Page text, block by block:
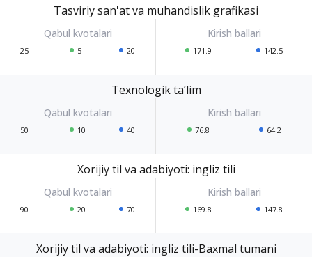
Tasviriy san'at va muhandislik grafikasi
25 5 20 171.9 142.5
Texnologik ta’lim
50 10 40 76.8 64.2
Xorijiy til va adabiyoti: ingliz tili
90 20 70 169.8 147.8
Xorijiy til va adabiyoti: ingliz tili-Baxmal tumani